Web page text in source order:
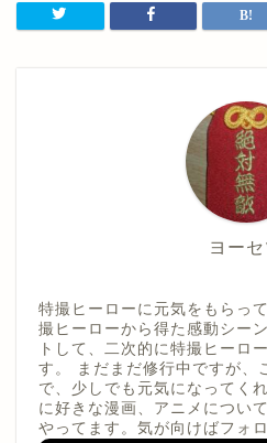
ヨーセ
特撮ヒーローに元気をもらっ
撮ヒーローから得た感動シー
トして、二次的に特撮ヒーロ
す。 まだまだ修行中ですが、
で、少しでも元気になってく
に好きな漫画、アニメについ
やってます。気が向けばフォ